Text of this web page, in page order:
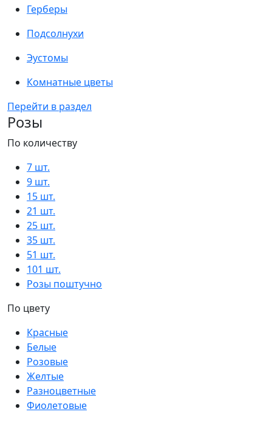
Герберы
Подсолнухи
Эустомы
Комнатные цветы
Перейти в раздел
Розы
По количеству
7 шт.
9 шт.
15 шт.
21 шт.
25 шт.
35 шт.
51 шт.
101 шт.
Розы поштучно
По цвету
Красные
Белые
Розовые
Желтые
Разноцветные
Фиолетовые